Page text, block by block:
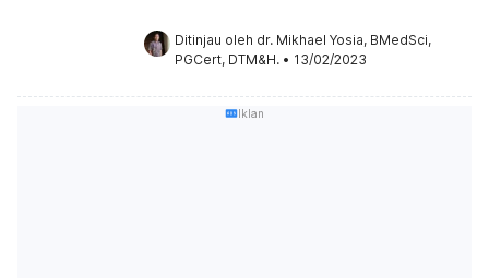
Ditinjau oleh dr. Mikhael Yosia, BMedSci,
PGCert, DTM&H. • 13/02/2023
Iklan